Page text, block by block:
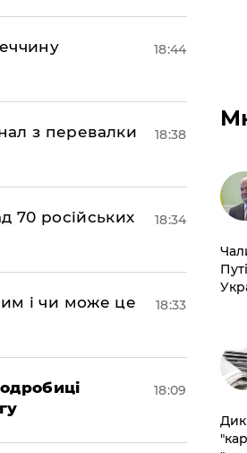
18:44
з перевалки
18:38
70 російських
18:34
і чи може це
18:33
18:09